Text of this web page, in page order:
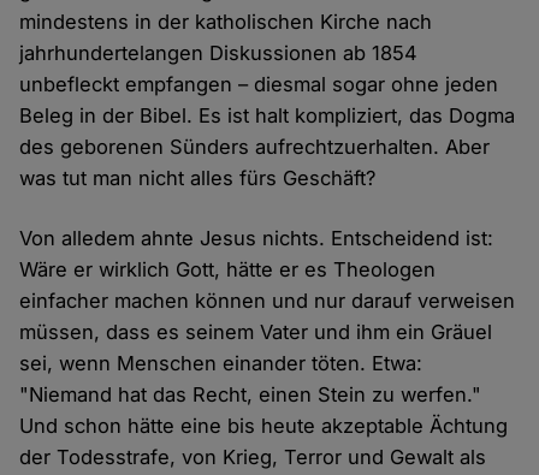
mindestens in der katholischen Kirche nach
jahrhundertelangen Diskussionen ab 1854
unbefleckt empfangen – diesmal sogar ohne jeden
Beleg in der Bibel. Es ist halt kompliziert, das Dogma
des geborenen Sünders aufrechtzuerhalten. Aber
was tut man nicht alles fürs Geschäft?
Von alledem ahnte Jesus nichts. Entscheidend ist:
Wäre er wirklich Gott, hätte er es Theologen
einfacher machen können und nur darauf verweisen
müssen, dass es seinem Vater und ihm ein Gräuel
sei, wenn Menschen einander töten. Etwa:
"Niemand hat das Recht, einen Stein zu werfen."
Und schon hätte eine bis heute akzeptable Ächtung
der Todesstrafe, von Krieg, Terror und Gewalt als